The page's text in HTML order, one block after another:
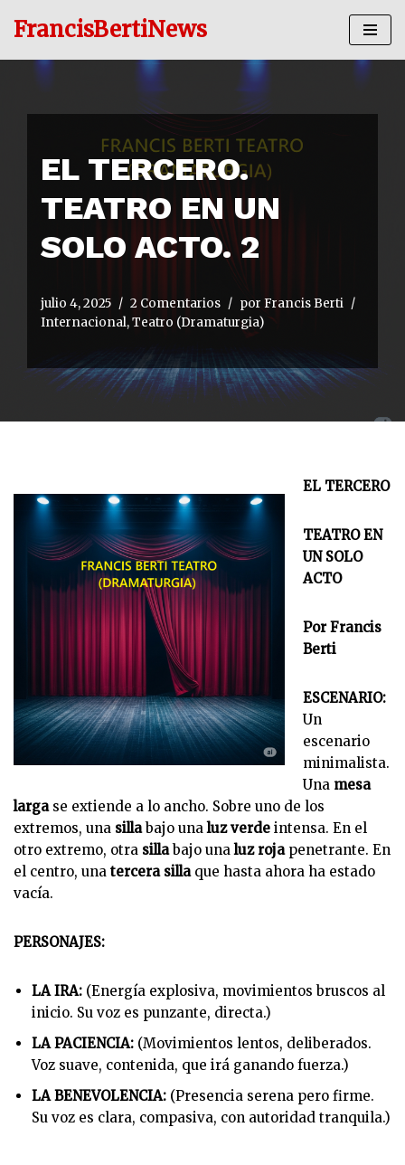
FrancisBertiNews
EL TERCERO.
TEATRO EN UN
SOLO ACTO. 2
julio 4, 2025 2 Comentarios por Francis Berti
Internacional,Teatro (Dramaturgia)
EL TERCERO
TEATRO EN
UN SOLO
ACTO
Por Francis
Berti
ESCENARIO:
Un
escenario
minimalista.
Una mesa
largase extiende a lo ancho. Sobre uno de los
extremos, una sillabajo unaluz verde intensa. En el
otro extremo, otra sillabajo unaluz rojapenetrante. En
el centro, una tercera sillaque hasta ahora ha estado
vacía.
PERSONAJES:
LA IRA: (Energía explosiva, movimientos bruscos al
inicio. Su voz es punzante, directa.)
LA PACIENCIA: (Movimientos lentos, deliberados.
Voz suave, contenida, que irá ganando fuerza.)
LA BENEVOLENCIA: (Presencia serena pero firme.
Su voz es clara, compasiva, con autoridad tranquila.)